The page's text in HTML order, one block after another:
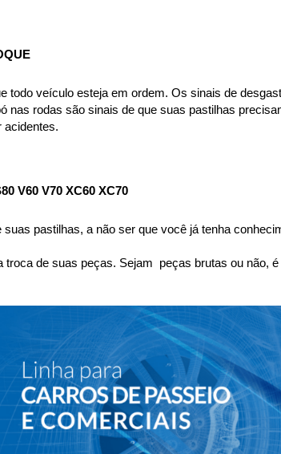
todo veículo esteja em ordem. Os sinais de
rodas são sinais de que suas pastilhas
acidentes.
V60 V70 XC60 XC70
pastilhas, a não ser que você já tenha
de suas peças. Sejam  peças brutas ou não,